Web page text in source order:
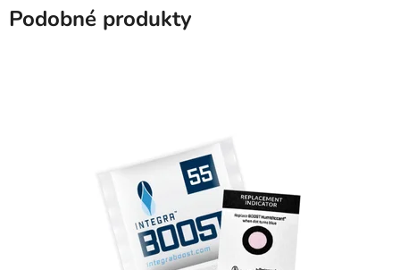
Podobné produkty